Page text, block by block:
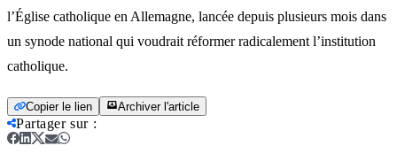
l’Église catholique en Allemagne, lancée depuis plusieurs mois dans
un synode national qui voudrait réformer radicalement l’institution
catholique.
Copier le lien Archiver l'article
Partager sur: